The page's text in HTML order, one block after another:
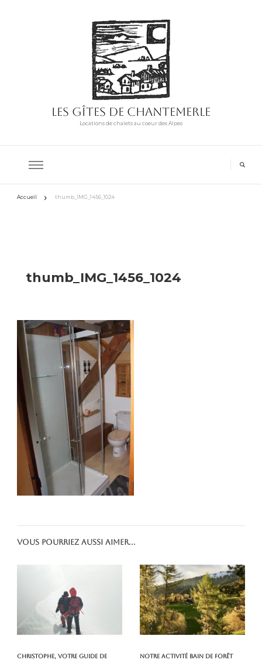
Les Gîtes de Chantemerle
Locations de chalets au coeur des Alpes
Accueil thumb_IMG_1456_1024
thumb_IMG_1456_1024
Vous pourriez aussi aimer...
Christophe, votre guide de
Notre activité Bain de Forêt